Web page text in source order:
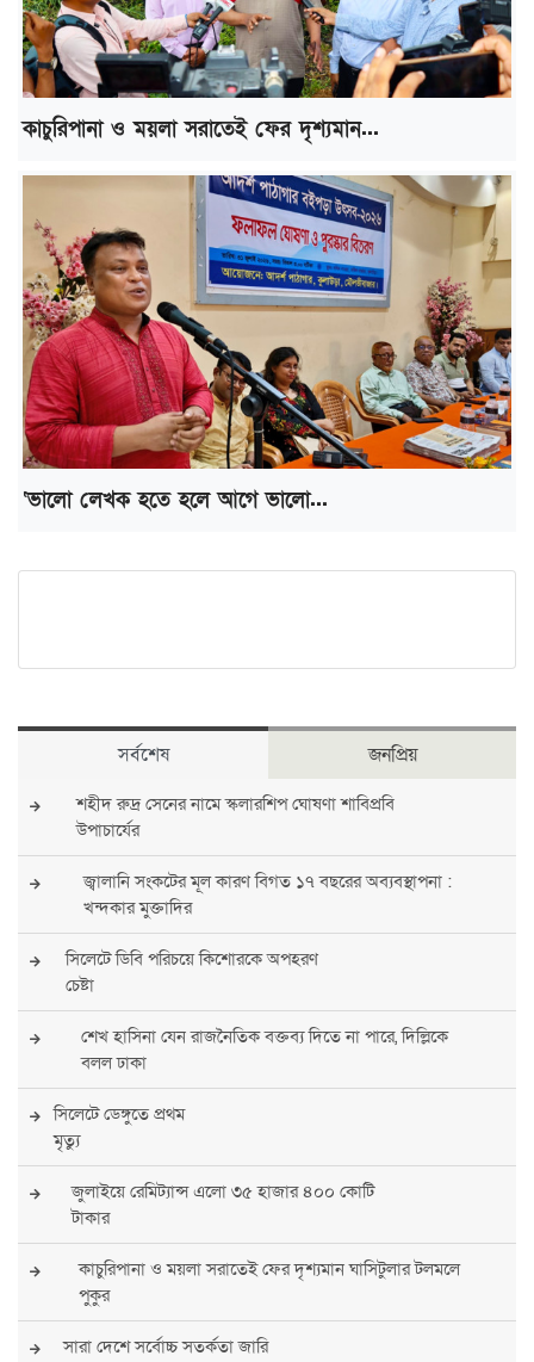
কাচুরিপানা ও ময়লা সরাতেই ফের দৃশ্যমান...
‘ভালো লেখক হতে হলে আগে ভালো...
সর্বশেষ জনপ্রিয়
শহীদ রুদ্র সেনের নামে স্কলারশিপ ঘোষণা শাবিপ্রবি
উপাচার্যের
জ্বালানি সংকটের মূল কারণ বিগত ১৭ বছরের অব্যবস্থাপনা :
খন্দকার মুক্তাদির
সিলেটে ডিবি পরিচয়ে কিশোরকে অপহরণ
চেষ্টা
শেখ হাসিনা যেন রাজনৈতিক বক্তব্য দিতে না পারে, দিল্লিকে
বলল ঢাকা
সিলেটে ডেঙ্গুতে প্রথম
মৃত্যু
জুলাইয়ে রেমিট্যান্স এলো ৩৫ হাজার ৪০০ কোটি
টাকার
কাচুরিপানা ও ময়লা সরাতেই ফের দৃশ্যমান ঘাসিটুলার টলমলে
পুকুর
সারা দেশে সর্বোচ্চ সতর্কতা জারি